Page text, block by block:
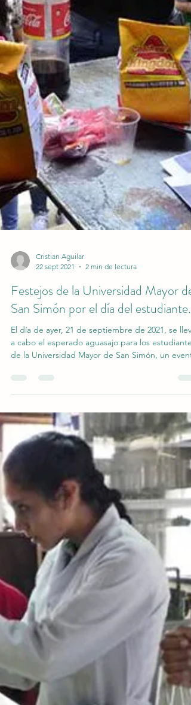
Cristian Aguilar
22 sept 2021
2 min de lectura
Festejos de la Universidad Mayor de
San Simón por el día del estudiante.
El día de ayer, 21 de septiembre de 2021, se llevó
de la Universidad Mayor de San Simón, un
que, a pesar de las circunstancias desafiantes
enfrentamos debido a la pandemia de COVID-
se realizó con gran entusiasmo y participación. La
dirigencia estudiantil, comprometida con el
bienestar y la alegría de sus compañeros,
una celebración que incluyó la entrega de
paquetes de comida rápida y refrescos, lo que s